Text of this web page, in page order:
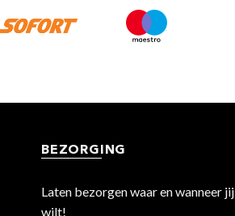
BEZORGING
Laten bezorgen waar en wanneer jij
wilt!